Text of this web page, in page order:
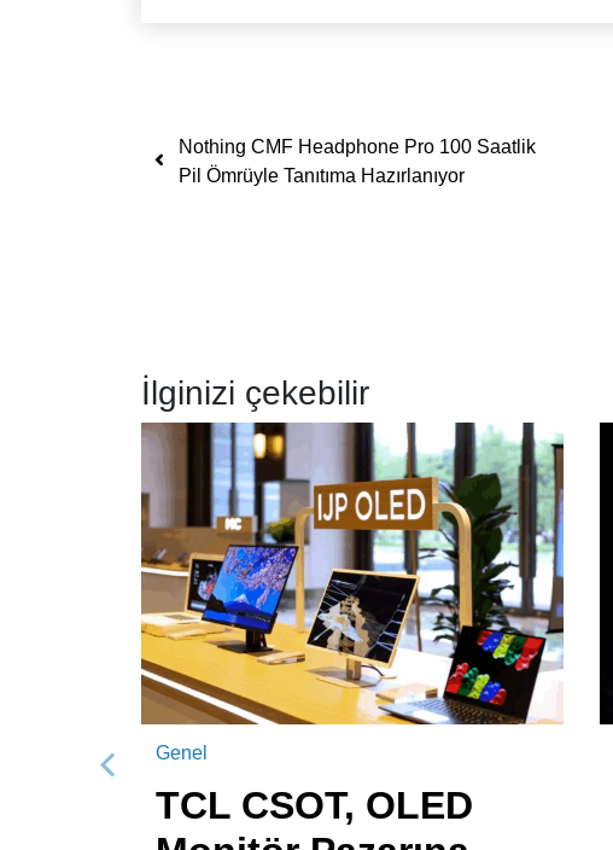
Yazı dolaşımı
Nothing CMF Headphone Pro 100 Saatlik
Pil Ömrüyle Tanıtıma Hazırlanıyor
İlginizi çekebilir
Genel
TCL CSOT, OLED
Önceki